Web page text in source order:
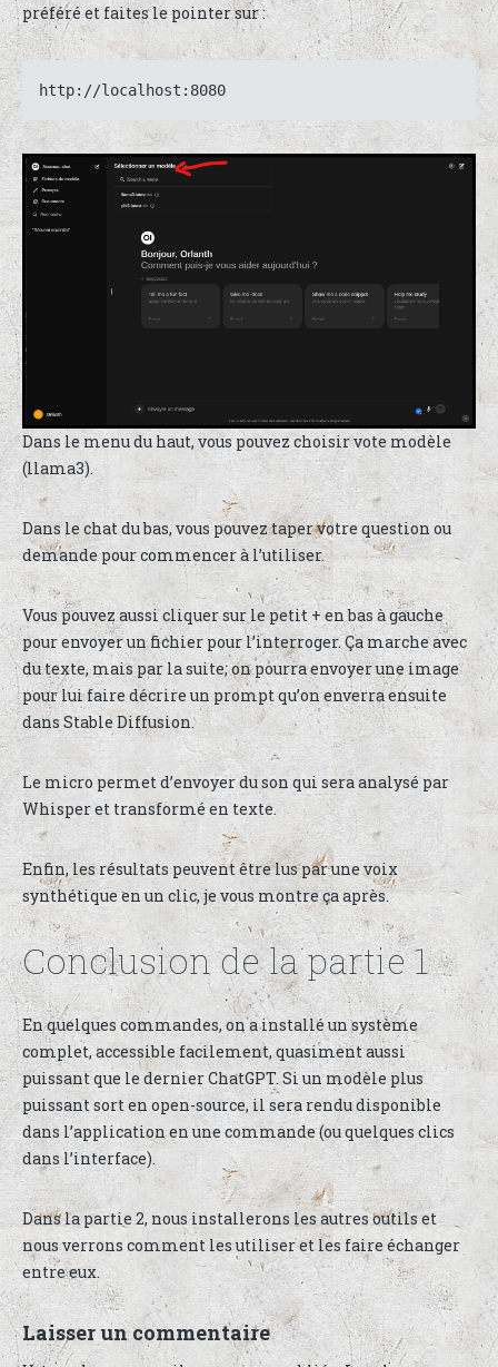
préféré et faites le pointer sur :
http://localhost:8080
Dans le menu du haut, vous pouvez choisir vote modèle
(llama3).
Dans le chat du bas, vous pouvez taper votre question ou
demande pour commencer à l’utiliser.
Vous pouvez aussi cliquer sur le petit + en bas à gauche
pour envoyer un fichier pour l’interroger. Ça marche avec
du texte, mais par la suite, on pourra envoyer une image
pour lui faire décrire un prompt qu’on enverra ensuite
dans Stable Diffusion.
Le micro permet d’envoyer du son qui sera analysé par
Whisper et transformé en texte.
Enfin, les résultats peuvent être lus par une voix
synthétique en un clic, je vous montre ça après.
Conclusion de la partie 1
En quelques commandes, on a installé un système
complet, accessible facilement, quasiment aussi
puissant que le dernier ChatGPT. Si un modèle plus
puissant sort en open-source, il sera rendu disponible
dans l’application en une commande (ou quelques clics
dans l’interface).
Dans la partie 2, nous installerons les autres outils et
nous verrons comment les utiliser et les faire échanger
entre eux.
Laisser un commentaire